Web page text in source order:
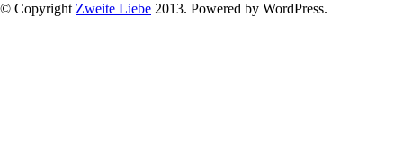
© Copyright Zweite Liebe 2013. Powered by WordPress.